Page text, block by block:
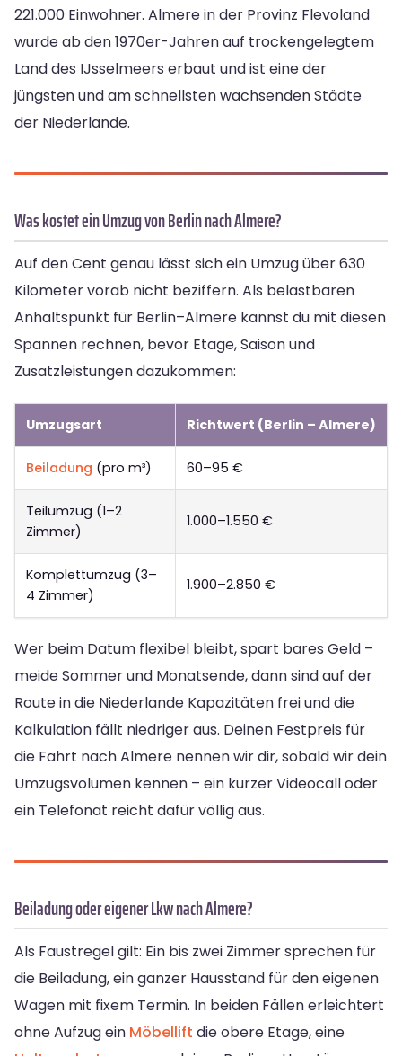
221.000 Einwohner. Almere in der Provinz Flevoland
wurde ab den 1970er-Jahren auf trockengelegtem
Land des IJsselmeers erbaut und ist eine der
jüngsten und am schnellsten wachsenden Städte
der Niederlande.
Was kostet ein Umzug von Berlin nach Almere?
Auf den Cent genau lässt sich ein Umzug über 630
Kilometer vorab nicht beziffern. Als belastbaren
Anhaltspunkt für Berlin–Almere kannst du mit diesen
Spannen rechnen, bevor Etage, Saison und
Zusatzleistungen dazukommen:
Umzugsart Richtwert (Berlin – Almere)
Beiladung (pro m³) 60–95 €
Teilumzug (1–2
Zimmer)
1.000–1.550 €
Komplettumzug (3–
4 Zimmer)
1.900–2.850 €
Wer beim Datum flexibel bleibt, spart bares Geld –
meide Sommer und Monatsende, dann sind auf der
Route in die Niederlande Kapazitäten frei und die
Kalkulation fällt niedriger aus. Deinen Festpreis für
die Fahrt nach Almere nennen wir dir, sobald wir dein
Umzugsvolumen kennen – ein kurzer Videocall oder
ein Telefonat reicht dafür völlig aus.
Beiladung oder eigener Lkw nach Almere?
Als Faustregel gilt: Ein bis zwei Zimmer sprechen für
die Beiladung, ein ganzer Hausstand für den eigenen
Wagen mit fixem Termin. In beiden Fällen erleichtert
ohne Aufzug ein Möbellift die obere Etage, eine